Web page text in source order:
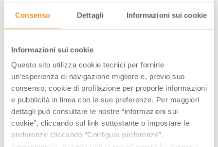
Consenso Dettagli Informazioni sui cookie
Informazioni sui cookie
Questo sito utilizza cookie tecnici per fornirle
un’esperienza di navigazione migliore e, previo suo
consenso, cookie di profilazione per proporle informazioni
e pubblicità in linea con le sue preferenze. Per maggiori
dettagli può consultare le nostre “informazioni sui
cookie”, cliccando sul link sottostante o impostare le
preferenze cliccando “Configura preferenze”.
diFondazione Innovazione Urbana - Comune di Bologna/// Aprile 22,
2021